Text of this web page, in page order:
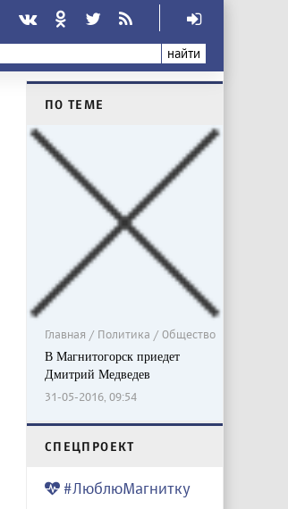
найти
ПО ТЕМЕ
Главная / Политика / Общество
В Магнитогорск приедет
Дмитрий Медведев
31-05-2016, 09:54
CПЕЦПРОЕКТ
#ЛюблюМагнитку